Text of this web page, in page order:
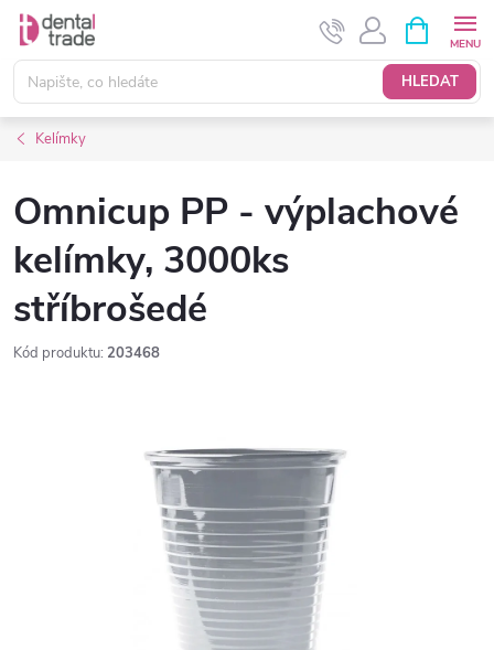
Přejít
obsah
HLEDAT
NÁKUPNÍ
KOŠÍK
Kelímky
Omnicup PP - výplachové
kelímky, 3000ks
stříbrošedé
Kód produktu: 203468